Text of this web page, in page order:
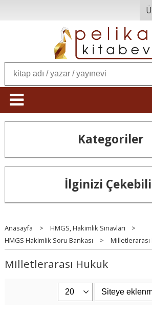
Kategoriler
İlginizi
Anasayfa > HMGS, Hakimlik Sınavları
>
HMGS Hakimlik Soru Bankası
>
Milletlerarası Hukuk